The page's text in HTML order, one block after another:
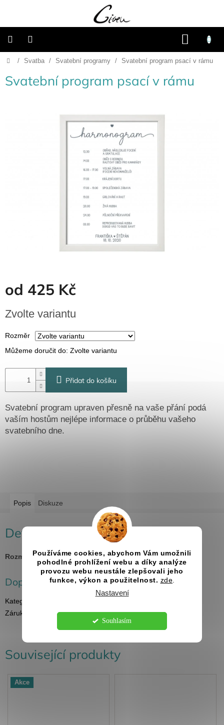
Používáme cookies, abychom Vám umožnili
pohodlné prohlížení webu a díky analýze
provozu webu neustále zlepšovali jeho
funkce, výkon a použitelnost. zde
Nastavení
Souhlasím
KOŠÍK
Připravené
balíčky
Pro
firmy
Halloween
Valentýn
Přihlášení
Domů
/ Svatba / Svatební programy / Svatební program psací v rámu
Svatební program psací v rámu
od 425 Kč
cena:
Zvolte variantu
Rozměr
Můžeme doručit do: Zvolte variantu
Přidat do košíku
Svatební program upraven přesně na vaše přání podá
vaším hostům nejlépe informace o průběhu vašeho
svatebního dne.
Související produkty
Akce
Popis Diskuze
Detailní popis produktu
Rozměry: 30x40cm, 40x50cm a 50x70cm
Doplňkové parametry
Kategorie
Záruka
2 roky